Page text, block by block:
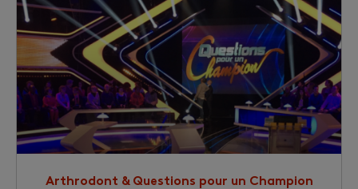
Arthrodont & Questions pour un Champion